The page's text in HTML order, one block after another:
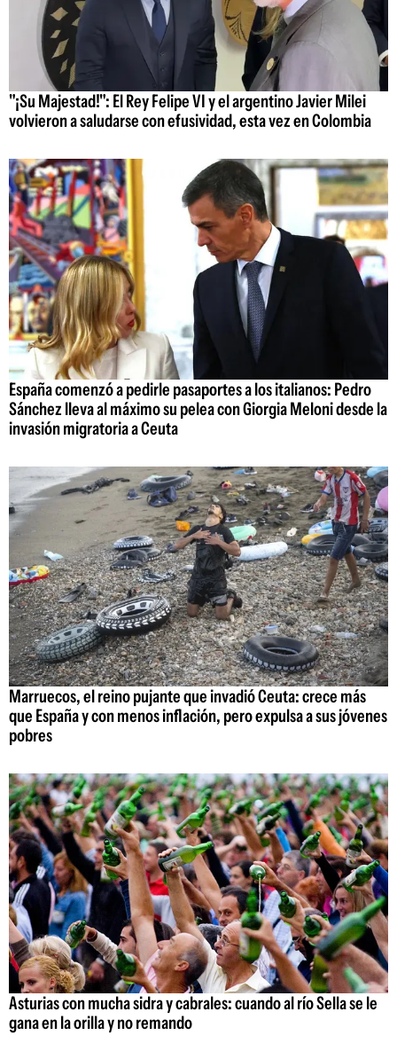
"¡Su Majestad!": El Rey Felipe VI y el argentino Javier Milei
volvieron a saludarse con efusividad, esta vez en Colombia
España comenzó a pedirle pasaportes a los italianos: Pedro
Sánchez lleva al máximo su pelea con Giorgia Meloni desde la
invasión migratoria a Ceuta
Marruecos, el reino pujante que invadió Ceuta: crece más
que España y con menos inflación, pero expulsa a sus jóvenes
pobres
Asturias con mucha sidra y cabrales: cuando al río Sella se le
gana en la orilla y no remando